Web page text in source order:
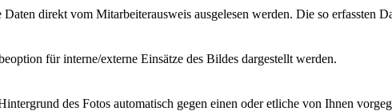
direkt vom Mitarbeiterausweis ausgelesen werden. Die so erfassten
für interne/externe Einsätze des Bildes dargestellt werden.
des Fotos automatisch gegen einen oder etliche von Ihnen